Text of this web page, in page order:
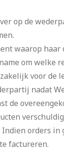
op de
waarop haar
om welke
voor de
nadat
de
orders in
factureren.